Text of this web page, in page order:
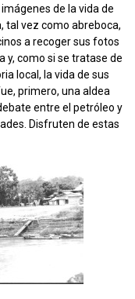
de la vida de
tal vez como abreboca,
a recoger sus fotos
y, como si se tratase de
local, la vida de sus
primero, una aldea
entre el petróleo y
Disfruten de estas